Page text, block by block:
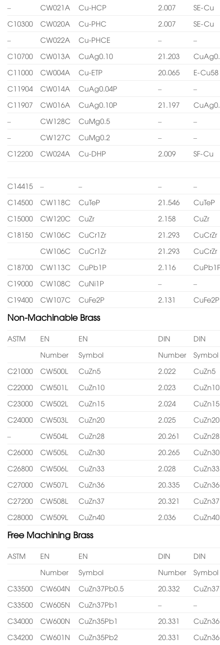
–
CW021A Cu-HCP 2.007
SE-Cu
C10300
CW020A Cu-PHC 2.007
SE-Cu
–
CW022A Cu-PHCE –
–
C10700
CW013A CuAg0.10 21.203
C11000
CW004A Cu-ETP 20.065
E-Cu58
C11904
CW014A CuAg0.04P –
–
C11907
CW016A CuAg0.10P 21.197
–
CW128C CuMg0.5 –
–
–
CW127C CuMg0.2 –
–
C12200
CW024A Cu-DHP 2.009 SF-Cu
C14415 – – –
–
C14500
CW118C CuTeP 21.546
CuTeP
C15000
CW120C CuZr 2.158
CuZr
C18150
CW106C CuCr1Zr 21.293
CuCrZr
CW106C
CuCr1Zr 21.293
CuCrZr
C18700
CW113C CuPb1P 2.116
C19000
CW108C CuNi1P –
–
C19400
CW107C CuFe2P 2.131 CuFe2P
Non-Machinable Brass
ASTM EN EN DIN
DIN
Number
Symbol Number
Symbol
C21000
CW500L CuZn5 2.022
CuZn5
C22000
CW501L CuZn10 2.023
CuZn10
C23000
CW502L CuZn15 2.024
CuZn15
C24000
CW503L CuZn20 2.025
CuZn20
–
CW504L CuZn28 20.261
CuZn28
C26000
CW505L CuZn30 20.265
CuZn30
C26800
CW506L CuZn33 2.028
CuZn33
C27000
CW507L CuZn36 20.335
CuZn36
C27200
CW508L CuZn37 20.321
CuZn37
C28000
CW509L CuZn40 2.036 CuZn40
Free Machining Brass
ASTM EN EN DIN
DIN
Number
Symbol Number
Symbol
C33500
CW604N CuZn37Pb0.5 20.332
C33500
CW605N CuZn37Pb1 –
–
C34000
CW600N CuZn35Pb1 20.331
C34200
CW601N CuZn35Pb2 20.331